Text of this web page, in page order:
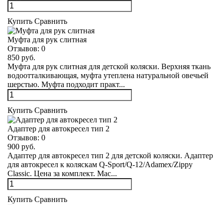
Купить Сравнить
Муфта для рук слитная
Отзывов: 0
850 руб.
Муфта для рук слитная для детской коляски. Верхняя ткань
водоотталкивающая, муфта утеплена натуральной овечьей
шерстью. Муфта подходит практ...
Купить Сравнить
Адаптер для автокресел тип 2
Отзывов: 0
900 руб.
Адаптер для автокресел тип 2 для детской коляски. Адаптер
для автокресел к коляскам Q-Sport/Q-12/Adamex/Zippy
Classic. Цена за комплект. Мас...
Купить Сравнить